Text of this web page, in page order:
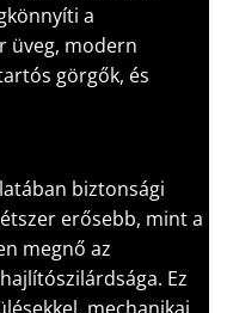
a
üveg, modern
görgők, és
biztonsági
erősebb, mint a
megnő az
Ez